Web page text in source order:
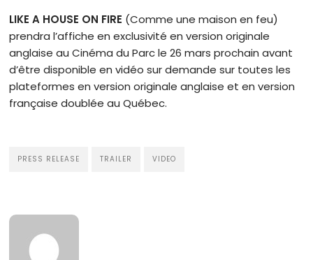
LIKE A HOUSE ON FIRE (Comme une maison en feu)
prendra l’affiche en exclusivité en version originale
anglaise au Cinéma du Parc le 26 mars prochain avant
d’être disponible en vidéo sur demande sur toutes les
plateformes en version originale anglaise et en version
française doublée au Québec.
PRESS RELEASE TRAILER VIDEO